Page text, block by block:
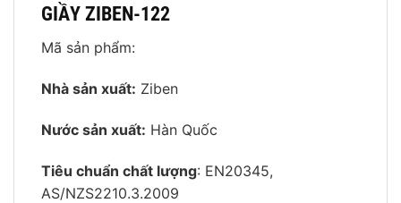
GIẦY ZIBEN-122
Mã sản phẩm:
Nhà sản xuất: Ziben
Nước sản xuất: Hàn Quốc
Tiêu chuẩn chất lượng: EN20345,
AS/NZS2210.3.2009